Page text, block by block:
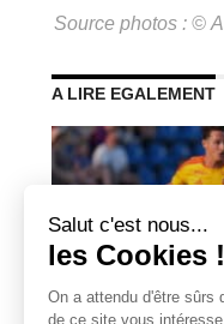
Source photos : ©
A LIRE EGALEMENT
Pourquoi la marque RC